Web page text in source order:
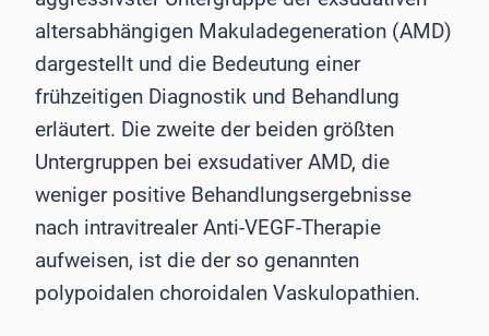
altersabhängigen Makuladegeneration (AMD)
dargestellt und die Bedeutung einer
frühzeitigen Diagnostik und Behandlung
erläutert. Die zweite der beiden größten
Untergruppen bei exsudativer AMD, die
weniger positive Behandlungsergebnisse
nach intravitrealer Anti-VEGF-Therapie
aufweisen, ist die der so genannten
polypoidalen choroidalen Vaskulopathien.